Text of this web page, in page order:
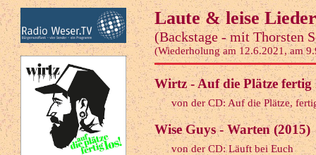
Laute & leise
(Backstage - mit Thorsten
(Wiederholung am 12.6.2021, am
Wirtz - Auf die Plätze fertig
von der CD: Auf die Plätze,
Wise Guys - Warten (2015)
von der CD: Läuft bei Euch